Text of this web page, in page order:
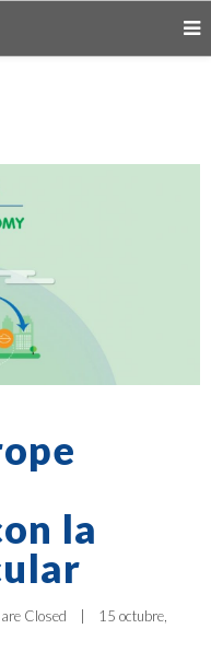
la
Closed |
15 octubre,